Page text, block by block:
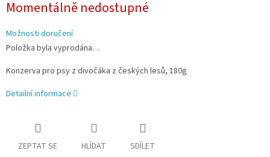
cena:
Momentálně nedostupné
Možnosti doručení
Položka byla vyprodána…
Konzerva pro psy z divočáka z českých lesů, 180g
Detailní informace
ZEPTAT SE HLÍDAT SDÍLET